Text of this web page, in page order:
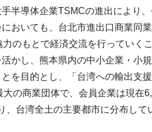
半導体企業TSMCの進出により
おいても、台北市進出口商業同
力のもとで経済交流を行っていく
かし、熊本県内の中小企業・小
を目的とし、「台湾への輸出支
の商業団体で、会員企業は現在
、台湾全土の主要都市に分布して